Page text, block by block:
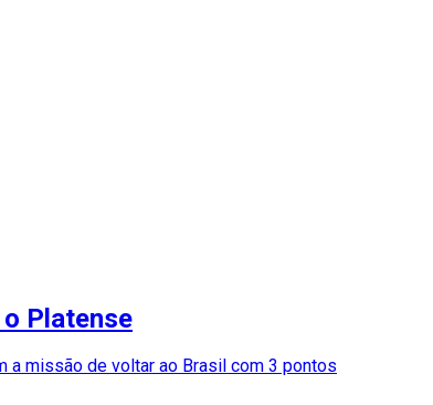
Platense
a missão de voltar ao Brasil com 3 pontos